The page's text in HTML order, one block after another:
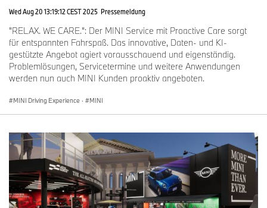
Wed Aug 20 13:19:12 CEST 2025 Pressemeldung
"RELAX. WE CARE.": Der MINI Service mit Proactive Care sorgt
für entspannten Fahrspaß. Das innovative, Daten- und KI-
gestützte Angebot agiert vorausschauend und eigenständig.
Problemlösungen, Servicetermine und weitere Anwendungen
werden nun auch MINI Kunden proaktiv angeboten.
MINI Driving Experience · MINI